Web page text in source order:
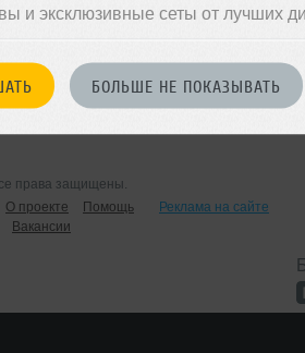
и эксклюзивные сеты от лучших
БОЛЬШЕ НЕ ПОКАЗЫВАТЬ
права защищены.
О проекте Помощь
Реклама на сайте
Вакансии